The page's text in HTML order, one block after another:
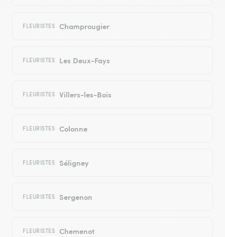
FLEURISTES Champrougier
FLEURISTES Les Deux-Fays
FLEURISTES Villers-les-Bois
FLEURISTES Colonne
FLEURISTES Séligney
FLEURISTES Sergenon
FLEURISTES Chemenot